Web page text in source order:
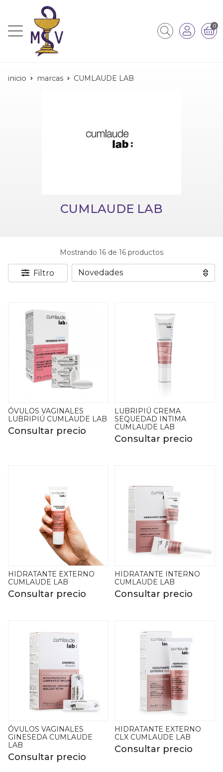
0
inicio marcas CUMLAUDE LAB
CUMLAUDE LAB
Mostrando 16 de 16 productos
Filtro
ÓVULOS VAGINALES
LUBRIPIÚ CUMLAUDE LAB
Consultar precio
LUBRIPIÚ CREMA
SEQUEDAD INTIMA
CUMLAUDE LAB
Consultar precio
HIDRATANTE EXTERNO
CUMLAUDE LAB
Consultar precio
HIDRATANTE INTERNO
CUMLAUDE LAB
Consultar precio
ÓVULOS VAGINALES
GINESEDA CUMLAUDE
LAB
Consultar precio
HIDRATANTE EXTERNO
CLX CUMLAUDE LAB
Consultar precio